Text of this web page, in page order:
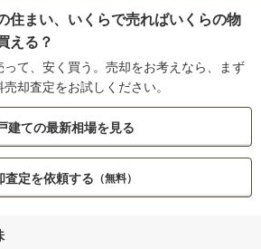
住まい、いくらで売ればいくらの物
える？
って、安く買う。売却をお考えなら、まず
売却査定をお試しください。
建ての最新相場を見る
査定を依頼する （無料）